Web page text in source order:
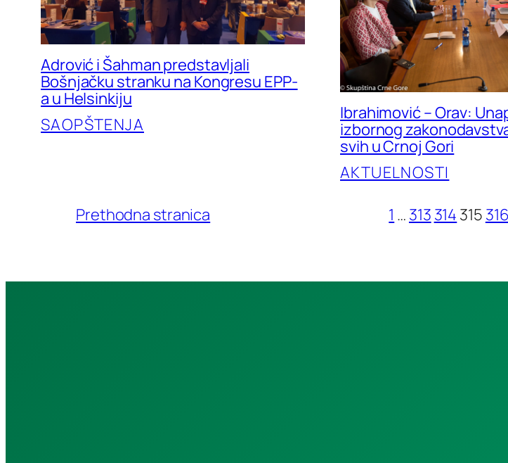
Adrović i Šahman predstavljali
Bošnjačku stranku na Kongresu EPP-
a u Helsinkiju
SAOPŠTENJA
Ibrahimović – Orav:
izbornog
svih u Crnoj Gori
AKTUELNOSTI
Prethodna stranica 1 … 313 314 315 316